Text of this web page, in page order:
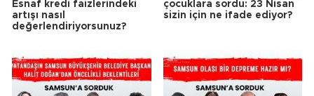
Esnaf kredi faizlerindeki
artışı nasıl
değerlendiriyorsunuz?
çocuklara sordu: 23 Nisan
sizin için ne ifade ediyor?